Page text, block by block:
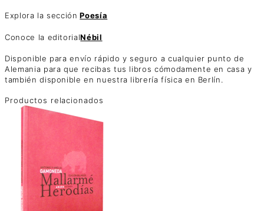
Explora la sección Poesía
Conoce la editorialNébil
Disponible para envío rápido y seguro a cualquier punto de
Alemania para que recibas tus libros cómodamente en casa y
también disponible en nuestra librería física en Berlín.
Productos relacionados